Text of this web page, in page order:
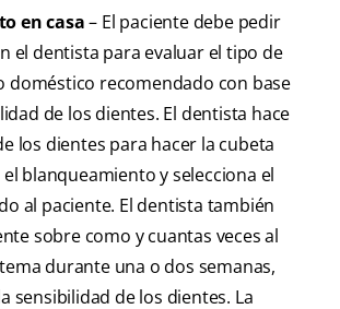
en casa– El paciente debe pedir
el dentista para evaluar el tipo de
doméstico recomendado con base
de los dientes. El dentista hace
los dientes para hacer la cubeta
blanqueamiento y selecciona el
al paciente. El dentista también
sobre como y cuantas veces al
durante una o dos semanas,
sensibilidad de los dientes. La